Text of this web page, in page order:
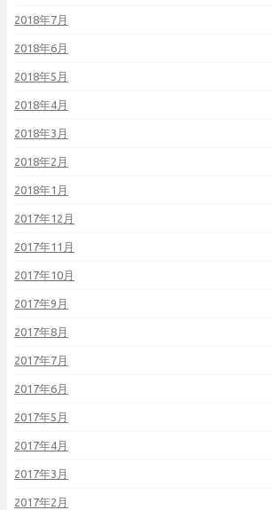
2018年7月
2018年6月
2018年5月
2018年4月
2018年3月
2018年2月
2018年1月
2017年12月
2017年11月
2017年10月
2017年9月
2017年8月
2017年7月
2017年6月
2017年5月
2017年4月
2017年3月
2017年2月